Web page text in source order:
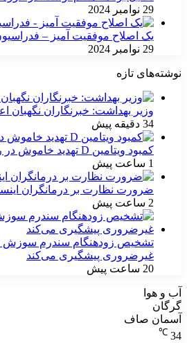
29 نوامبر 2024
یک اصلاح موفقیت آمیز –
29 نوامبر 2024
نوشته‌های تازه
وزیر بهداشت: خبرنگاران نگهبان
34 دقیقه پیش
کمبود ویتامین D تهدید خاموش در رشد کودکان
1 ساعت پیش
ضرورت نظارت بر درمانگران
2 ساعت پیش
تشخیص زودهنگام سندرم سوزش
غیرضروری پیشگیری می‌کند
20 ساعت پیش
آب و هوا
گرگان
آسمان صاف
34
℃